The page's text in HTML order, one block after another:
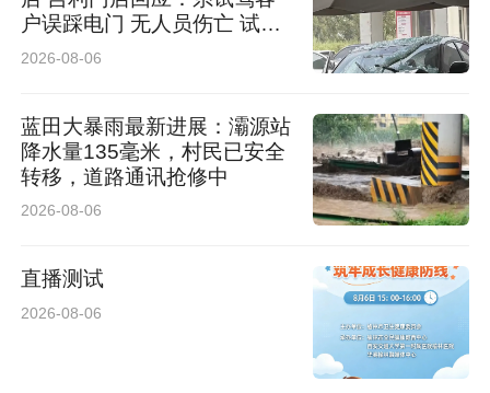
户误踩电门 无人员伤亡 试驾
车有全额保险
2026-08-06
蓝田大暴雨最新进展：灞源站
降水量135毫米，村民已安全
转移，道路通讯抢修中
2026-08-06
直播测试
2026-08-06